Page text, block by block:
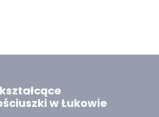
w Łukowie